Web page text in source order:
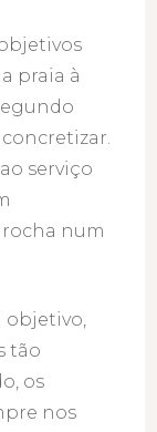
praia à
concretizar.
serviço
num
objetivo,
tão
os
nos